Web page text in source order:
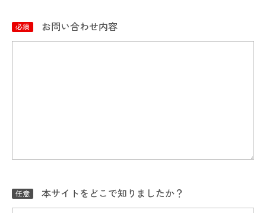
お問い合わせ内容
本サイトをどこで知りましたか？